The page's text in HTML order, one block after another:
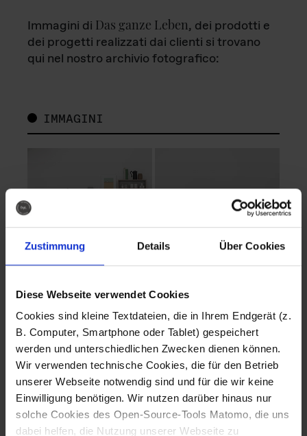
Zustimmung Details Über Cookies
Diese Webseite verwendet Cookies
Cookies sind kleine Textdateien, die in Ihrem Endgerät (z.
B. Computer, Smartphone oder Tablet) gespeichert
werden und unterschiedlichen Zwecken dienen können.
Wir verwenden technische Cookies, die für den Betrieb
unserer Webseite notwendig sind und für die wir keine
Einwilligung benötigen. Wir nutzen darüber hinaus nur
solche Cookies des Open-Source-Tools Matomo, die uns
dabei helfen, die Nutzung unserer Webseite zu
Immagini di Das ganze Leben, dei prodotti e
dei progetti realizzati dai clienti si trovano
qui nel nostro archivio fotografico:
IMMAGINI
Fotografo: Lorenz
Sternbach
Download
Fotografo: Lorenz
Sternbach
Download